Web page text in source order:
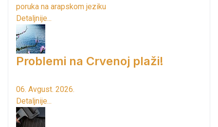
poruka na arapskom jeziku
Detaljnije...
Problemi na Crvenoj plaži!
06. Avgust. 2026.
Detaljnije...